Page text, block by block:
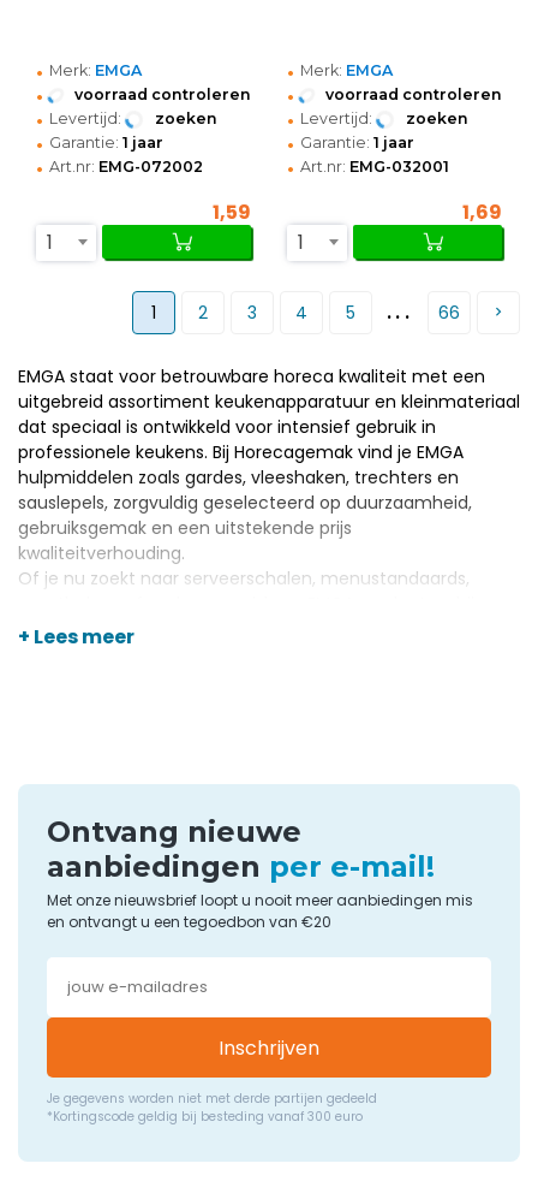
• Merk: EMGA
• voorraad controleren
• Levertijd: zoeken
• Garantie: 1 jaar
• Art.nr: EMG-072002
1,59
1
• Merk: EMGA
• voorraad controleren
• Levertijd: zoeken
• Garantie: 1 jaar
• Art.nr: EMG-032001
1,69
1
1 2 3 4 5 ... 66
EMGA staat voor betrouwbare horeca kwaliteit met een
uitgebreid assortiment keukenapparatuur en kleinmateriaal
dat speciaal is ontwikkeld voor intensief gebruik in
professionele keukens. Bij Horecagemak vind je EMGA
hulpmiddelen zoals gardes, vleeshaken, trechters en
sauslepels, zorgvuldig geselecteerd op duurzaamheid,
gebruiksgemak en een uitstekende prijs
kwaliteitverhouding.
Of je nu zoekt naar serveerschalen, menustandaards,
Horecagemak bestel je alles eenvoudig op één adres.
+ Lees meer
Ontvang nieuwe
aanbiedingen per e-mail!
Met onze nieuwsbrief loopt u nooit meer aanbiedingen mis
en ontvangt u een tegoedbon van €20
Inschrijven
Je gegevens worden niet met derde partijen gedeeld
*Kortingscode geldig bij besteding vanaf 300 euro